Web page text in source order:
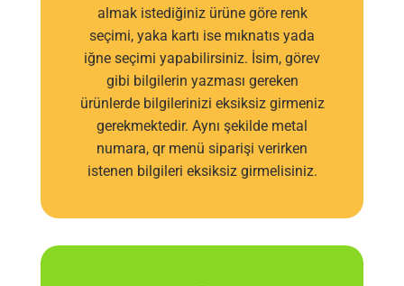
almak istediğiniz ürüne göre renk
seçimi, yaka kartı ise mıknatıs yada
iğne seçimi yapabilirsiniz. İsim, görev
gibi bilgilerin yazması gereken
ürünlerde bilgilerinizi eksiksiz girmeniz
gerekmektedir. Aynı şekilde metal
numara, qr menü siparişi verirken
istenen bilgileri eksiksiz girmelisiniz.